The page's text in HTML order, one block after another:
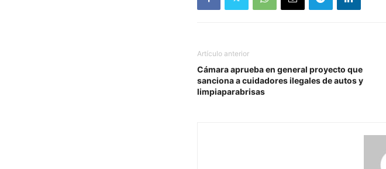
Artículo anterior
Cámara aprueba en general proyecto que
sanciona a cuidadores ilegales de autos y
limpiaparabrisas